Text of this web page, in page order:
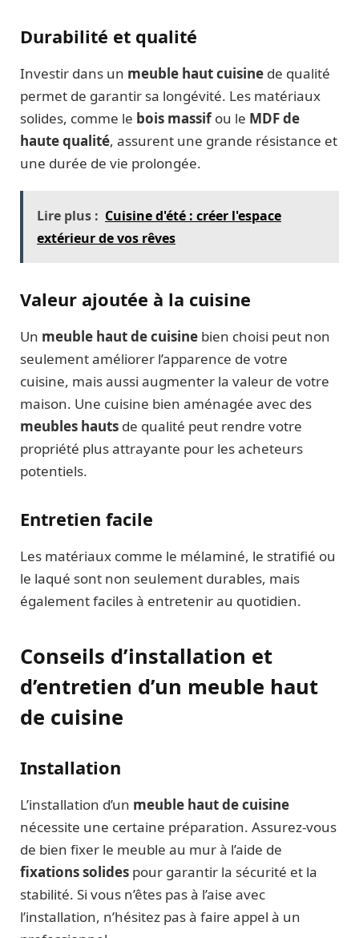
Durabilité et qualité
Investir dans un meuble haut cuisine de qualité
permet de garantir sa longévité. Les matériaux
solides, comme le bois massifou le MDF de
haute qualité, assurent une grande résistance et
une durée de vie prolongée.
Lire plus : Cuisine d'été : créer l'espace
extérieur de vos rêves
Valeur ajoutée à la cuisine
Un meuble haut de cuisine bien choisi peut non
seulement améliorer l’apparence de votre
cuisine, mais aussi augmenter la valeur de votre
maison. Une cuisine bien aménagée avec des
meubles hauts de qualité peut rendre votre
propriété plus attrayante pour les acheteurs
potentiels.
Entretien facile
Les matériaux comme le mélaminé, le stratifié ou
le laqué sont non seulement durables, mais
également faciles à entretenir au quotidien.
Conseils d’installation et
d’entretien d’un meuble haut
de cuisine
Installation
L’installation d’un meuble haut de cuisine
nécessite une certaine préparation. Assurez-vous
de bien fixer le meuble au mur à l’aide de
fixations solides pour garantir la sécurité et la
stabilité. Si vous n’êtes pas à l’aise avec
l’installation, n’hésitez pas à faire appel à un